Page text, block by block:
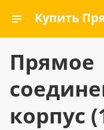
Прямое
корпус